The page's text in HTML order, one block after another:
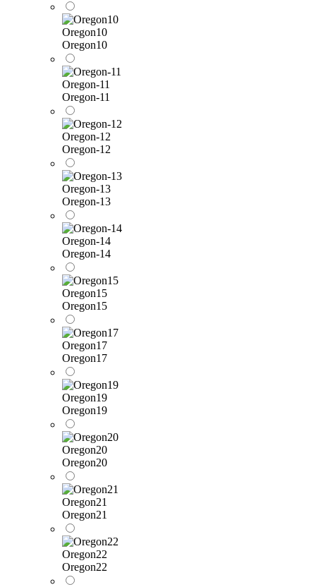
Oregon10
Oregon10
Oregon-11
Oregon-11
Oregon-12
Oregon-12
Oregon-13
Oregon-13
Oregon-14
Oregon-14
Oregon15
Oregon15
Oregon17
Oregon17
Oregon19
Oregon19
Oregon20
Oregon20
Oregon21
Oregon21
Oregon22
Oregon22